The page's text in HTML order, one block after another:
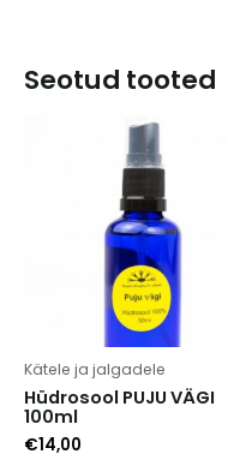
Seotud tooted
Kätele ja jalgadele
Hüdrosool PUJU VÄGI
100ml
€14,00